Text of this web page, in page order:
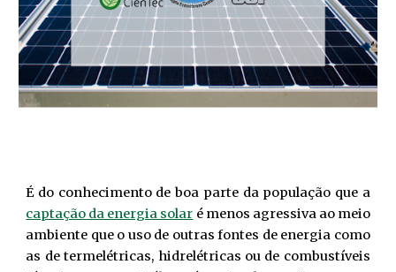
É do conhecimento de boa parte da população que a
captação da energia solar é menos agressiva ao meio
ambiente que o uso de outras fontes de energia como
as de termelétricas, hidrelétricas ou de combustíveis